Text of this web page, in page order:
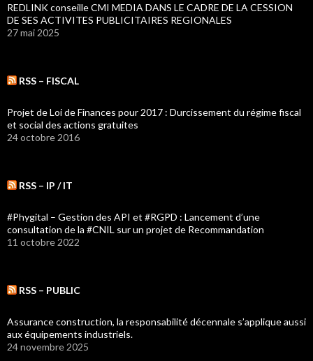
REDLINK conseille CMI MEDIA DANS LE CADRE DE LA CESSION
DE SES ACTIVITES PUBLICITAIRES REGIONALES
27 mai 2025
RSS – FISCAL
Projet de Loi de Finances pour 2017 : Durcissement du régime fiscal
et social des actions gratuites
24 octobre 2016
RSS – IP / IT
#Phygital – Gestion des API et #RGPD : Lancement d’une
consultation de la #CNIL sur un projet de Recommandation
11 octobre 2022
RSS – PUBLIC
Assurance construction, la responsabilité décennale s’applique aussi
aux équipements industriels.
24 novembre 2025